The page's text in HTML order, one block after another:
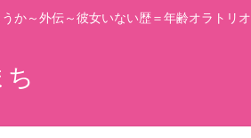
か～外伝～彼女いない歴＝年齢オラトリオ
ち